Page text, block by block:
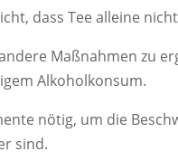
dass Tee alleine
Maßnahmen zu
Alkoholkonsum.
nötig, um die
sind.